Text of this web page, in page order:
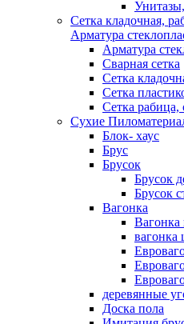
Сетка кладочная,
Арматура
Арматура
Сварная сетка
Сетка
Сетка
Сетка рабица,
Сухие
Блок- хаус
Брус
Брусок
Брусок
Брусок
Вагонка
вагонка
деревянные
Доска пола